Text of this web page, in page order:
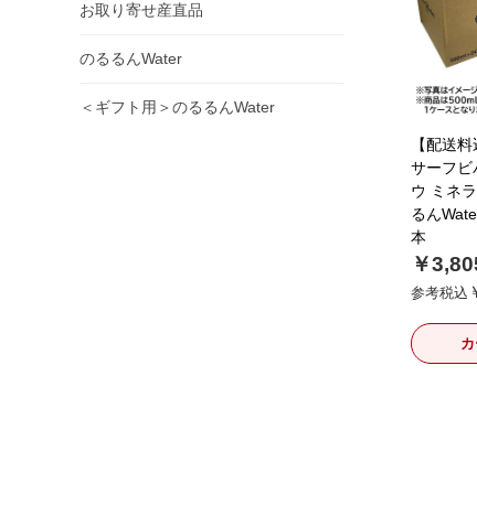
お取り寄せ産直品
のるるんWater
＜ギフト用＞のるるんWater
【配送
サーフビ
ウ ミネ
るん
本
￥
参考税込